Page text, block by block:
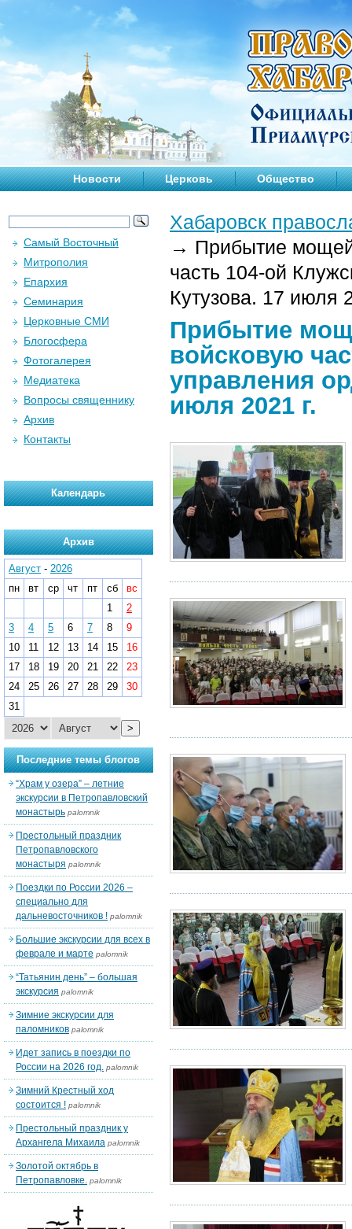
Новости Церковь Общество
Хабаровск
→ Прибытие мощей
часть 104-ой
Кутузова. 17 июля
Прибытие
войсковую
управления
июля 2021 г.
Самый Восточный
Митрополия
Епархия
Семинария
Церковные СМИ
Блогосфера
Фотогалерея
Медиатека
Вопросы священнику
Архив
Контакты
Календарь
Архив
Август - 2026
пн
вт ср чт пт сб
вс
1
2
3
4 5 6 7 8
9
10
11 12 13 14 15
16
17
18 19 20 21 22
23
24
25 26 27 28 29
30
31
>
Последние темы блогов
“Храм у озера” – летние
экскурсии в Петропавловский
монастырь palomnik
Престольный праздник
Петропавловского
монастыря palomnik
Поездки по России 2026 –
специально для
дальневосточников ! palomnik
Большие экскурсии для всех в
феврале и марте palomnik
“Татьянин день” – большая
экскурсия palomnik
Зимние экскурсии для
паломников palomnik
Идет запись в поездки по
России на 2026 год. palomnik
Зимний Крестный ход
состоится ! palomnik
Престольный праздник у
Архангела Михаила palomnik
Золотой октябрь в
Петропавловке. palomnik